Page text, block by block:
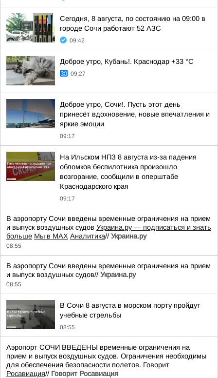
Сегодня, 8 августа, по состоянию на 09:00 в
городе Сочи работают 52 АЗС
09:42
Доброе утро, Кубань!. Краснодар +33 °С
09:27
Доброе утро, Сочи!. Пусть этот день
принесёт вдохновение, новые впечатления и
яркие эмоции
09:17
На Ильском НПЗ 8 августа из-за падения
обломков беспилотника произошло
возгорание, сообщили в оперштабе
Краснодарского края
09:17
В аэропорту Сочи введены временные ограничения на прием
и выпуск воздушных судов Украина.ру — подписаться и знать
больше Мы в MAX Аналитика// Украина.ру
08:55
В аэропорту Сочи введены временные ограничения на прием
и выпуск воздушных судов// Украина.ру
08:55
В Сочи 8 августа в морском порту пройдут
учебные стрельбы
08:55
Аэропорт СОЧИ ВВЕДЕНЫ временные ограничения на
прием и выпуск воздушных судов. Ограничения необходимы
для обеспечения безопасности полетов. Говорит
Росавиация// Говорит Росавиация